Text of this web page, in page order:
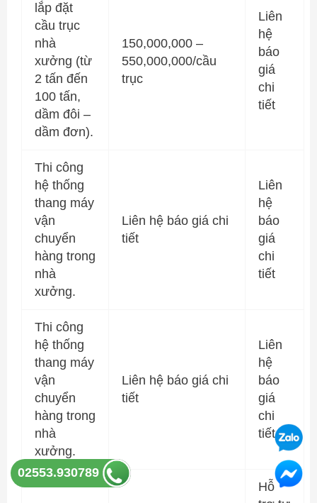
lắp đặt
cầu trục
nhà
xưởng (từ
2 tấn đến
100 tấn,
dầm đôi –
dầm đơn).
150,000,000 –
550,000,000/cầu
trục
Liên
hệ
báo
giá
chi
tiết
Thi công
hệ thống
thang máy
vận
chuyển
hàng trong
nhà
xưởng.
Liên hệ báo giá chi
tiết
Liên
hệ
báo
giá
chi
tiết
Thi công
hệ thống
thang máy
vận
chuyển
hàng trong
nhà
xưởng.
Liên hệ báo giá chi
tiết
Liên
hệ
báo
giá
chi
tiết
Hỗ
02553.930789